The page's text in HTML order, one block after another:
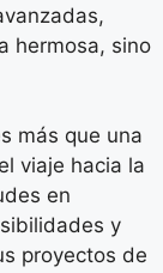
hermosa, sino
más que una
viaje hacia la
en
y
proyectos de